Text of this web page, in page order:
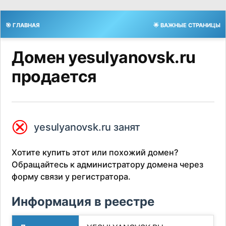
🎯 ГЛАВНАЯ 🌟 ВАЖНЫЕ СТРАНИЦЫ
Домен yesulyanovsk.ru
продается
⮿ yesulyanovsk.ru занят
Хотите купить этот или похожий домен?
Обращайтесь к администратору домена через
форму связи у регистратора.
Информация в реестре